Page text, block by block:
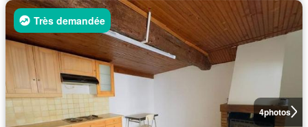
4photos
Très demandée